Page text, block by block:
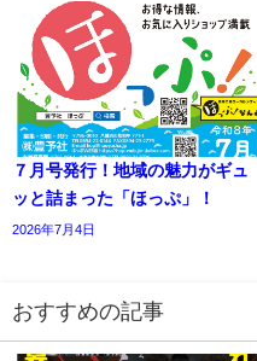
７月号発行！地域の魅力がギュ
ッと詰まった「ほっぷ」！
2026年7月4日
おすすめの記事